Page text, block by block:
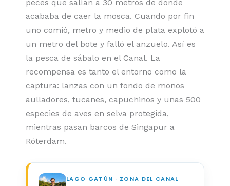
peces que salían a 30 metros de donde
acababa de caer la mosca. Cuando por fin
uno comió, metro y medio de plata explotó a
un metro del bote y falló el anzuelo. Así es
la pesca de sábalo en el Canal. La
recompensa es tanto el entorno como la
captura: lanzas con un fondo de monos
aulladores, tucanes, capuchinos y unas 500
especies de aves en selva protegida,
mientras pasan barcos de Singapur a
Róterdam.
LAGO GATÚN · ZONA DEL CANAL